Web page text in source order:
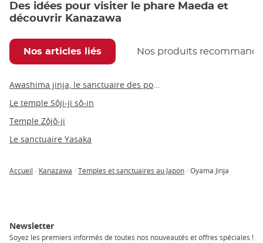
Des idées pour visiter le phare Maeda et
découvrir Kanazawa
Nos articles liés Nos produits
Awashima jinja, le sanctuaire des poupées à Wakayama
Le temple Sôji-ji sô-in
Temple Zôjô-ji
Le sanctuaire Yasaka
Accueil Kanazawa Temples et sanctuaires au Japon Oyama Jinja
Newsletter
Soyez les premiers informés de toutes nos nouveautés et offres spéciales !